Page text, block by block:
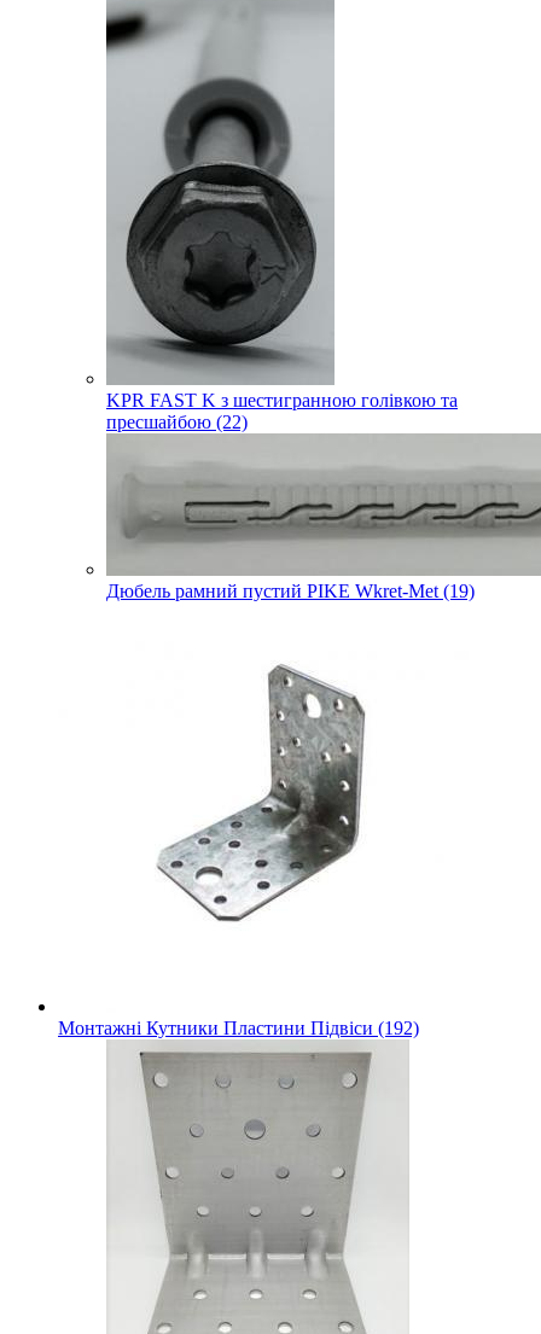
KPR FAST K з шестигранною голівкою та
пресшайбою (22)
Дюбель рамний пустий PIKE Wkret-Met (19)
Монтажні Кутники Пластини Підвіси (192)